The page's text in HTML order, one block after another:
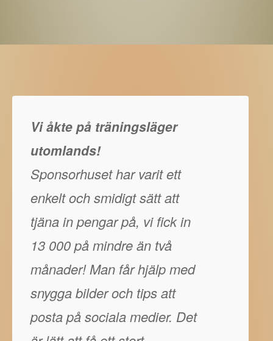
Vi åkte på träningsläger
utomlands!
Sponsorhuset har varit ett
enkelt och smidigt sätt att
tjäna in pengar på, vi fick in
13 000 på mindre än två
månader! Man får hjälp med
snygga bilder och tips att
posta på sociala medier. Det